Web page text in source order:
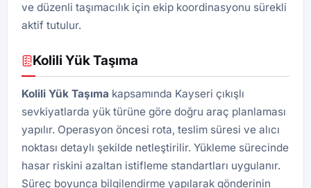
ve düzenli taşımacılık için ekip koordinasyonu sürekli
aktif tutulur.
Kolili Yük Taşıma
Kolili Yük Taşıma kapsamında Kayseri çıkışlı
sevkiyatlarda yük türüne göre doğru araç planlaması
yapılır. Operasyon öncesi rota, teslim süresi ve alıcı
noktası detaylı şekilde netleştirilir. Yükleme sürecinde
hasar riskini azaltan istifleme standartları uygulanır.
Süreç boyunca bilgilendirme yapılarak gönderinin